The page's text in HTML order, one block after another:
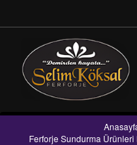
Ferforje Sundurma Ürünleri